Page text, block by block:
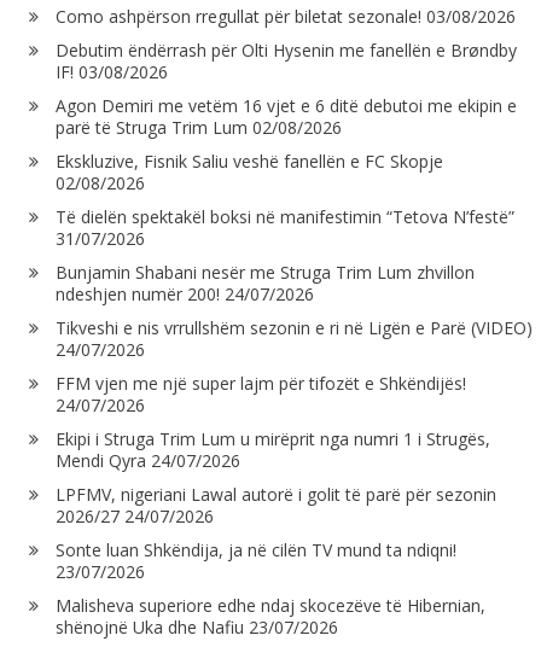
Como ashpërson rregullat për biletat sezonale! 03/08/2026
Debutim ëndërrash për Olti Hysenin me fanellën e Brøndby
IF! 03/08/2026
Agon Demiri me vetëm 16 vjet e 6 ditë debutoi me ekipin e
parë të Struga Trim Lum 02/08/2026
Ekskluzive, Fisnik Saliu veshë fanellën e FC Skopje
02/08/2026
Të dielën spektakël boksi në manifestimin “Tetova N’festë”
31/07/2026
Bunjamin Shabani nesër me Struga Trim Lum zhvillon
ndeshjen numër 200! 24/07/2026
Tikveshi e nis vrrullshëm sezonin e ri në Ligën e Parë (VIDEO)
24/07/2026
FFM vjen me një super lajm për tifozët e Shkëndijës!
24/07/2026
Ekipi i Struga Trim Lum u mirëprit nga numri 1 i Strugës,
Mendi Qyra 24/07/2026
LPFMV, nigeriani Lawal autorë i golit të parë për sezonin
2026/27 24/07/2026
Sonte luan Shkëndija, ja në cilën TV mund ta ndiqni!
23/07/2026
Malisheva superiore edhe ndaj skocezëve të Hibernian,
shënojnë Uka dhe Nafiu 23/07/2026